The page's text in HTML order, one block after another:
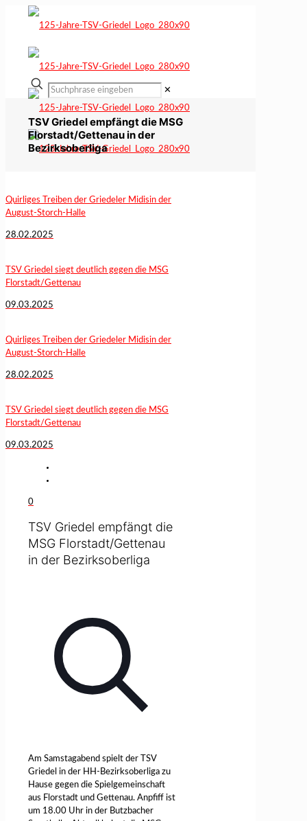
✕
TSV Griedel empfängt die MSG
Florstadt/Gettenau in der
Bezirksoberliga
Quirliges Treiben der Griedeler Midisin der
August-Storch-Halle
28.02.2025
TSV Griedel siegt deutlich gegen die MSG
Florstadt/Gettenau
09.03.2025
Quirliges Treiben der Griedeler Midisin der
August-Storch-Halle
28.02.2025
TSV Griedel siegt deutlich gegen die MSG
Florstadt/Gettenau
09.03.2025
0
TSV Griedel empfängt die
MSG Florstadt/Gettenau
in der Bezirksoberliga
Am Samstagabend spielt der TSV
Griedel in der HH-Bezirksoberliga zu
Hause gegen die Spielgemeinschaft
aus Florstadt und Gettenau. Anpfiff ist
um 18.00 Uhr in der Butzbacher